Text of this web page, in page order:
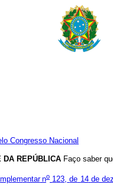
Congresso Nacional
DA REPÚBLICA Faço saber
mpl ementar no 123, de 14 de